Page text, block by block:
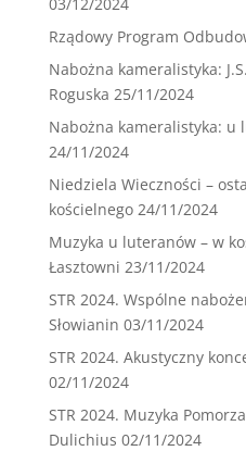
Rządowy Program
Nabożna kameralistyka:
Roguska 25/11/2024
Nabożna kameralistyka: u
24/11/2024
Niedziela Wieczności –
kościelnego 24/11/2024
Muzyka u luteranów – w
Łasztowni 23/11/2024
STR 2024. Wspólne
Słowianin 03/11/2024
STR 2024. Akustyczny
02/11/2024
STR 2024. Muzyka
Dulichius 02/11/2024